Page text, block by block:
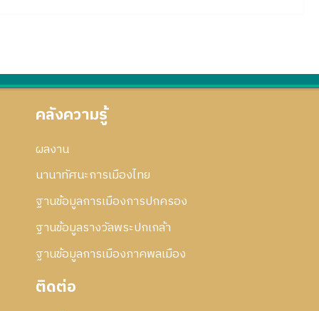
คลังความรู้
ผลงาน
นานาทัศนะการเมืองไทย
ฐานข้อมูลการเมืองการปกครอง
ฐานข้อมูลรางวัลพระปกเกล้า
ฐานข้อมูลการเมืองภาคพลเมือง
ติดต่อ